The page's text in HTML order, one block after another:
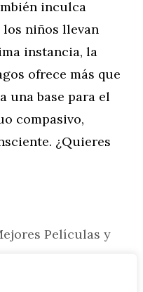
inculca
niños llevan
instancia, la
ofrece más que
una base para el
compasivo,
¿Quieres
Películas y
de los